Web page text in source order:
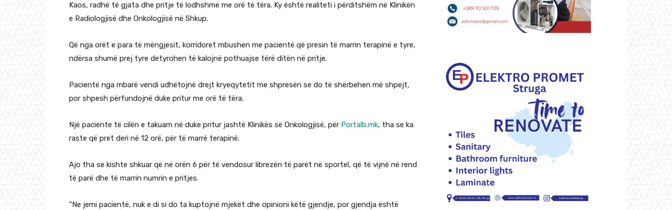
Kaos, radhë të gjata dhe pritje të lodhshme me orë të tëra. Ky është realiteti i përditshëm në Klinikën
e Radiologjisë dhe Onkologjisë në Shkup.
Që nga orët e para të mëngjesit, korridoret mbushen me pacientë që presin të marrin terapinë e tyre,
ndërsa shumë prej tyre detyrohen të kalojnë pothuajse tërë ditën në pritje.
Pacientë nga mbarë vendi udhëtojnë drejt kryeqytetit me shpresën se do të shërbehen më shpejt,
por shpesh përfundojnë duke pritur me orë të tëra.
Një paciente të cilën e takuam në duke pritur jashtë Klinikës së Onkologjisë, për Portalb.mk, tha se ka
raste që pret deri në 12 orë, për të marrë terapinë.
Ajo tha se kishte shkuar që në orën 6 për të vendosur librezën të parët në sportel, që të vijnë në rend
të parë dhe të marrin numrin e pritjes.
“Ne jemi pacientë, nuk e di si do ta kuptojnë mjekët dhe opinioni këtë gjendje, por gjendja është